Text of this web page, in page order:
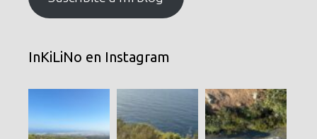
InKiLiNo en Instagram